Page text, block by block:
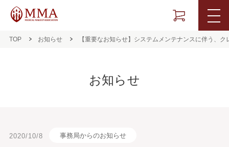
TOP お知らせ 【重要なお知らせ】システムメンテナンスに伴う、
お知らせ
2020/10/8 事務局からのお知らせ